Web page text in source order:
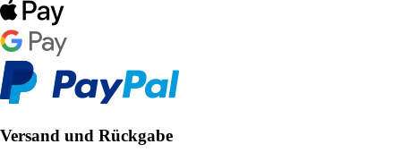
Versand und Rückgabe